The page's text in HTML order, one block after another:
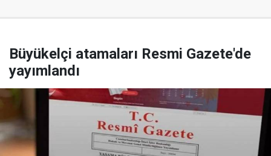
Büyükelçi atamaları Resmi Gazete'de
yayımlandı